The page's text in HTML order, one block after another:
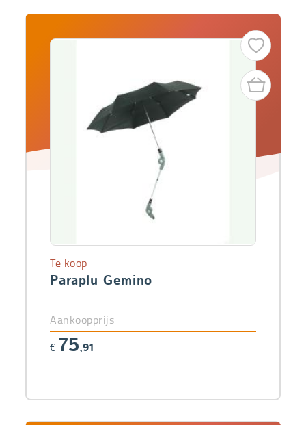
Paraplu Gemino
Te koop
Aankoopprijs
€ 75,91